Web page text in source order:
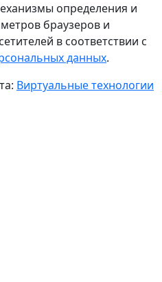
определения и
браузеров и
в соответствии с
данных.
Виртуальные технологии